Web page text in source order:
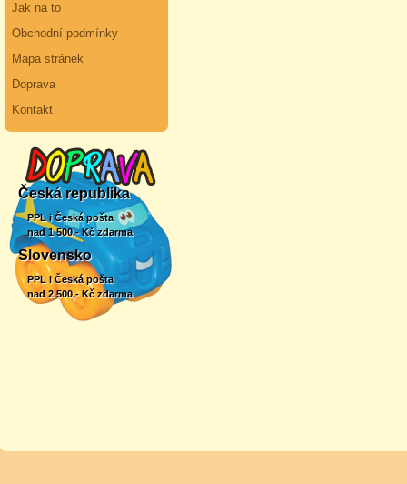
Jak na to
Obchodní podmínky
Mapa stránek
Doprava
Kontakt
Česká republika
PPL i Česká pošta
nad 1 500,- Kč zdarma
Slovensko
PPL i Česká pošta
nad 2 500,- Kč zdarma